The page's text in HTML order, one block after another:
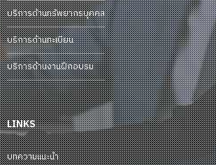
บริการด้านทรัพยากรบุคคล
บริการด้านทะเบียน
บริการด้านงานฝึกอบรม
LINKS
บทความแนะนำ